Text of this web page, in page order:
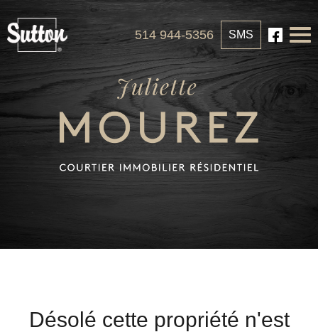
514 944-5356 SMS
Désolé cette propriété n'est